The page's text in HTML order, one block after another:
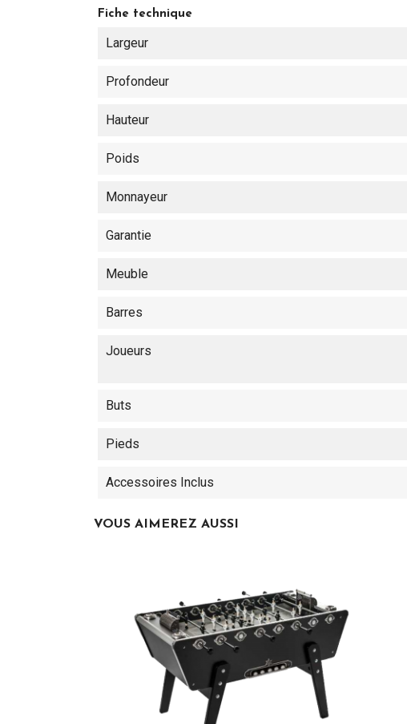
Fiche technique
Largeur
Profondeur
Hauteur
Poids
Monnayeur
Garantie
Meuble
Barres
Joueurs
Buts
Pieds
Accessoires Inclus
VOUS AIMEREZ AUSSI